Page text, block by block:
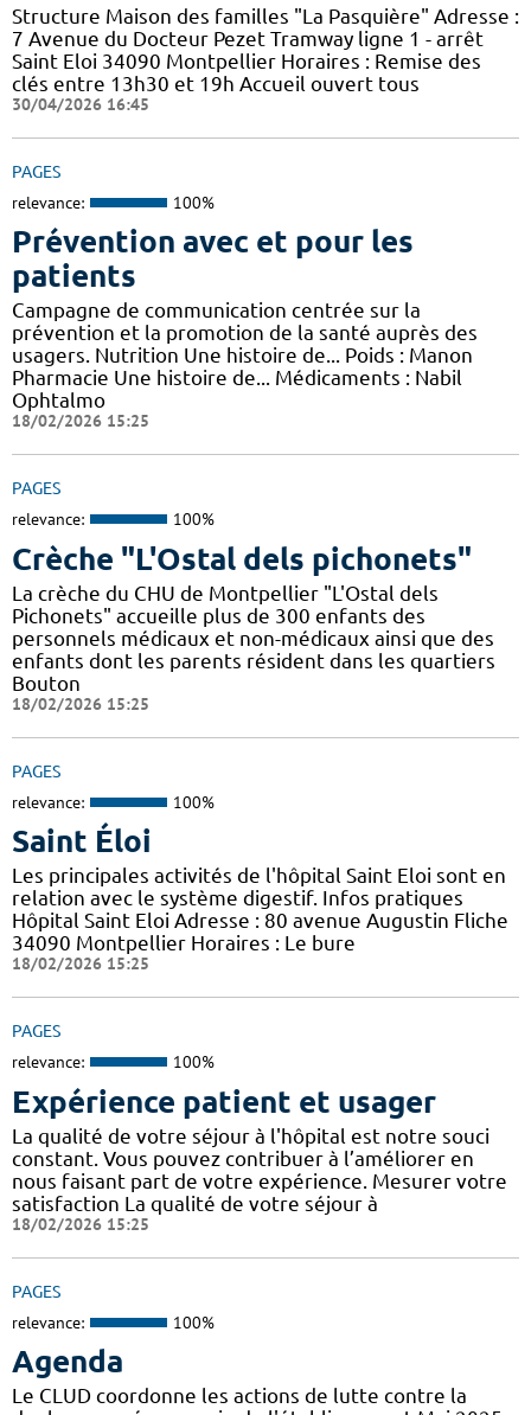
Structure Maison des familles "La Pasquière" Adresse :
7 Avenue du Docteur Pezet Tramway ligne 1 - arrêt
Saint Eloi 34090 Montpellier Horaires : Remise des
clés entre 13h30 et 19h Accueil ouvert tous
30/04/2026 16:45
PAGES
relevance: 100%
Prévention avec et pour les
patients
Campagne de communication centrée sur la
prévention et la promotion de la santé auprès des
usagers. Nutrition Une histoire de... Poids : Manon
Pharmacie Une histoire de... Médicaments : Nabil
Ophtalmo
18/02/2026 15:25
PAGES
relevance: 100%
Crèche "L'Ostal dels pichonets"
La crèche du CHU de Montpellier "L'Ostal dels
Pichonets" accueille plus de 300 enfants des
personnels médicaux et non-médicaux ainsi que des
enfants dont les parents résident dans les quartiers
Bouton
18/02/2026 15:25
PAGES
relevance: 100%
Saint Éloi
Les principales activités de l'hôpital Saint Eloi sont en
relation avec le système digestif. Infos pratiques
Hôpital Saint Eloi Adresse : 80 avenue Augustin Fliche
34090 Montpellier Horaires : Le bure
18/02/2026 15:25
PAGES
relevance: 100%
Expérience patient et usager
La qualité de votre séjour à l'hôpital est notre souci
constant. Vous pouvez contribuer à l’améliorer en
nous faisant part de votre expérience. Mesurer votre
satisfaction La qualité de votre séjour à
18/02/2026 15:25
PAGES
relevance: 100%
Agenda
Le CLUD coordonne les actions de lutte contre la